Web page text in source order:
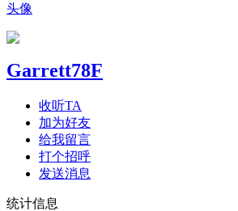
头像
Garrett78F
收听TA
加为好友
给我留言
打个招呼
发送消息
统计信息